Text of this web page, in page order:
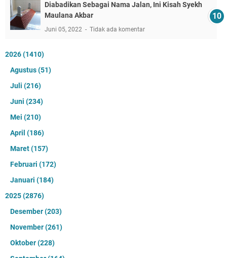
Diabadikan Sebagai Nama Jalan, Ini Kisah Syekh
Maulana Akbar
Juni 05, 2022 Tidak ada komentar
2026(1410)
Agustus(51)
Juli (216)
Juni (234)
Mei (210)
April (186)
Maret(157)
Februari (172)
Januari (184)
2025(2876)
Desember(203)
November(261)
Oktober(228)